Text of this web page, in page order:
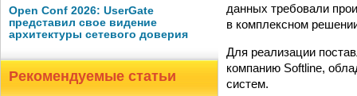
Open Conf 2026: UserGate
представил свое видение
архитектуры сетевого доверия
Рекомендуемые статьи
данных требовали
в комплексном
Для реализации
компанию Softline,
систем.